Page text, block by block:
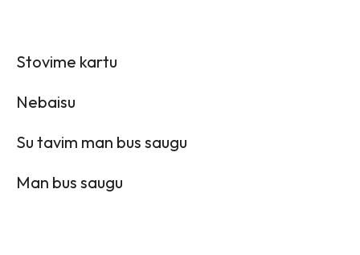
Stovime kartu
Nebaisu
Su tavim man bus saugu
Man bus saugu